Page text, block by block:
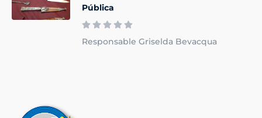
Pública
Responsable Griselda Bevacqua